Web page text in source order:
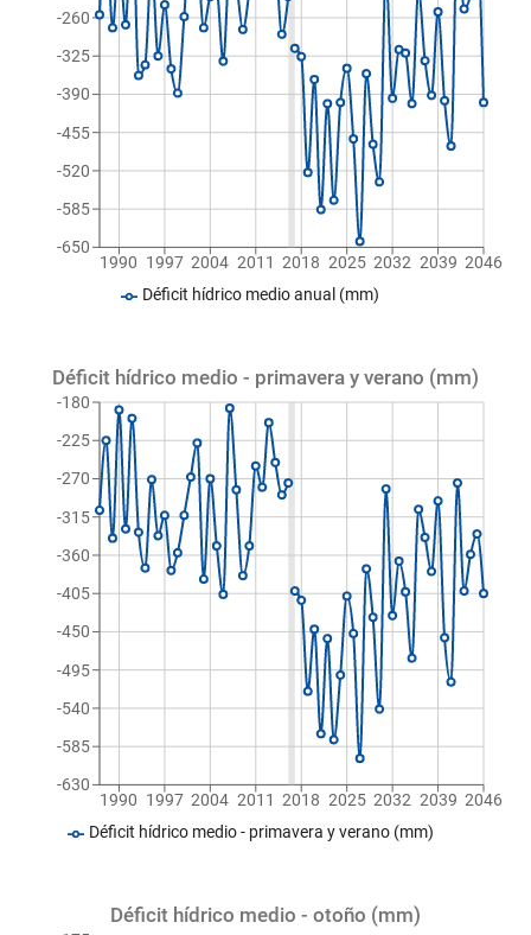
1990 1997 2004 2011 2018 2025 2032 2039 2046
-650
-585
-520
-455
-390
-325
-260
Déficit hídrico medio anual (mm)
Déficit hídrico medio - primavera y verano (mm)
1990 1997 2004 2011 2018 2025 2032 2039 2046
-630
-585
-540
-495
-450
-405
-360
-315
-270
-225
-180
Déficit hídrico medio - primavera y verano (mm)
Déficit hídrico medio - otoño (mm)